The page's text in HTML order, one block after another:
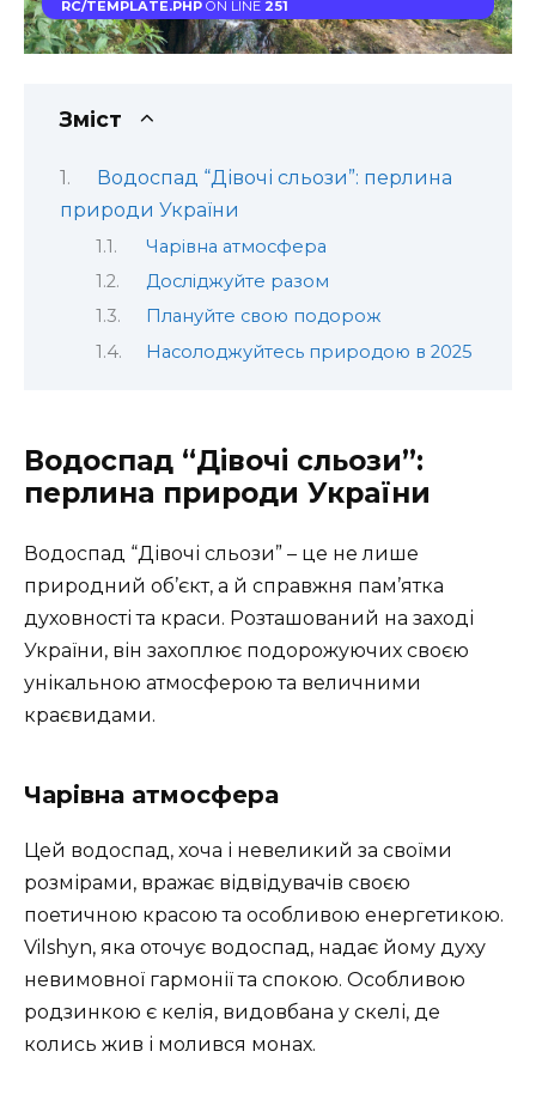
RC/TEMPLATE.PHPON LINE 251
Зміст
Водоспад “Дівочі сльози”: перлина
природи України
Чарівна атмосфера
Досліджуйте разом
Плануйте свою подорож
Насолоджуйтесь природою в 2025
Водоспад “Дівочі сльози”:
перлина природи України
Водоспад “Дівочі сльози” – це не лише
природний об’єкт, а й справжня пам’ятка
духовності та краси. Розташований на заході
України, він захоплює подорожуючих своєю
унікальною атмосферою та величними
краєвидами.
Чарівна атмосфера
Цей водоспад, хоча і невеликий за своїми
розмірами, вражає відвідувачів своєю
поетичною красою та особливою енергетикою.
Vilshyn, яка оточує водоспад, надає йому духу
невимовної гармонії та спокою. Особливою
родзинкою є келія, видовбана у скелі, де
колись жив і молився монах.